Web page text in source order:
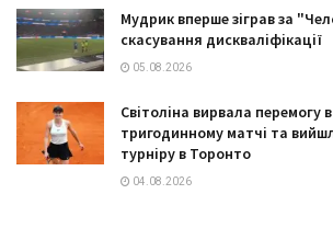
Мудрик вперше зіграв за
скасування дискваліфікації
05.08.2026
Світоліна вирвала перемогу
тригодинному матчі та
турніру в Торонто
04.08.2026